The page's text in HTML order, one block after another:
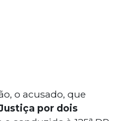
o acusado, que
por dois